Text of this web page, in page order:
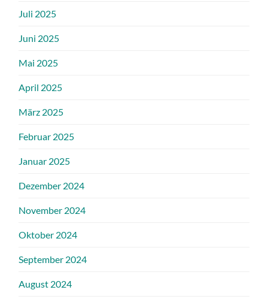
Juli 2025
Juni 2025
Mai 2025
April 2025
März 2025
Februar 2025
Januar 2025
Dezember 2024
November 2024
Oktober 2024
September 2024
August 2024